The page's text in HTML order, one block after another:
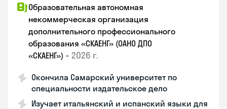
Образовательная автономная
некоммерческая организация
дополнительного профессионального
образования «СКАЕНГ» (ОАНО ДПО
«СКАЕНГ») • 2026 г.
Окончила Самарский университет по
специальности издательское дело
Изучает итальянский и испанский языки для